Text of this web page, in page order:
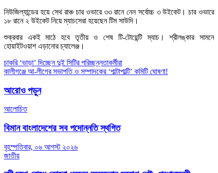
নিউজিল্যান্ডের হয়ে সেথ রাঞ্চ চার ওভারে ৩৩ রানে নেন সর্বোচ্চ ৩ উইকেট। চার ওভারে
১৮ রানে ২ উইকেট নিয়ে ম্যাচসেরা হয়েছেন টিম সাউদি।
শুক্রবার একই মাঠে হবে তৃতীয় ও শেষ টি-টোয়েন্টি ম্যাচ। শ্রীলঙ্কার সামনে
হোয়াইটওয়াশ এড়ানোর চ্যালেঞ্জ।
Post
navigation
চাকরি ‘ভাড়া’ দিচ্ছেন দুই সিটির পরিচ্ছন্নতাকর্মীরা
কালীগঞ্জে আ-লীগের সভাপতি ও সম্পাদকের ‘পাল্টাপাল্টি’ কমিটি ঘোষণা!
আরোও পড়ুন
আলোচিত
বিমান বাংলাদেশের সব পদোন্নতি স্থগিত
বৃহস্পতিবার, ০৬ আগস্ট ২০২৬
জাতীয়